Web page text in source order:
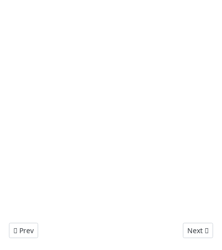
Previous article: Memperbaiki Masalah Layar Hitam Google
Prev Next
Next